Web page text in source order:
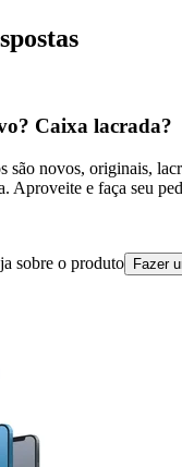
Caixa lacrada?
são novos, originais,
Aproveite e faça seu
sobre o produto Fazer